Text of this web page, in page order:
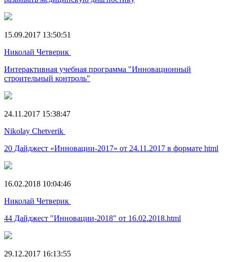
15.09.2017 13:50:51
Николай Четверик
Интерактивная учебная программа "Инновационный
строительный контроль"
24.11.2017 15:38:47
Nikolay Chetverik
20 Дайджест «Инновации-2017» от 24.11.2017 в формате html
16.02.2018 10:04:46
Николай Четверик
44 Дайджест "Инновации-2018" от 16.02.2018.html
29.12.2017 16:13:55